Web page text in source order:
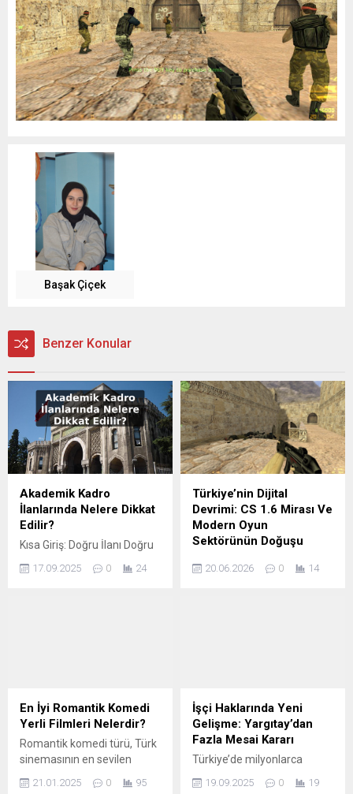
Başak Çiçek
Benzer Konular
Akademik Kadro
İlanlarında Nelere Dikkat
Edilir?
Kısa Giriş: Doğru İlanı Doğru
hedefleyenler için doğru
başvurunuzun kabul edilip
edilmemesine kadar pek
rehber, ‘Akademik Kadro
İlanlarında Nelere Dikkat
Edilir?’...
17.09.2025 0 24
Türkiye’nin Dijital
Devrimi: CS 1.6 Mirası Ve
Modern Oyun
Sektörünün Doğuşu
sigara dumanıyla karışık,
ama bir o kadar da efsanevi
günleri. Eğer 2000’lerin
başında Türkiye’de çocuk
20.06.2026 0 14
En İyi Romantik Komedi
Yerli Filmleri Nelerdir?
Romantik komedi türü, Türk
sinemasının en sevilen
film izle isteyenlerin, keyifli
21.01.2025 0 95
İşçi Haklarında Yeni
Gelişme: Yargıtay’dan
Fazla Mesai Kararı
Türkiye’de milyonlarca
hakları konusunda
19.09.2025 0 19